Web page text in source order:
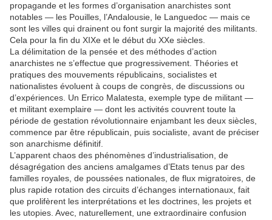
propagande et les formes d’organisation anarchistes sont
notables — les Pouilles, l’Andalousie, le Languedoc — mais ce
sont les villes qui drainent ou font surgir la majorité des militants.
Cela pour la fin du XIXe et le début du XXe siècles.
La délimitation de la pensée et des méthodes d’action
anarchistes ne s’effectue que progressivement. Théories et
pratiques des mouvements républicains, socialistes et
nationalistes évoluent à coups de congrès, de discussions ou
d’expériences. Un Errico Malatesta, exemple type de militant —
et militant exemplaire — dont les activités couvrent toute la
période de gestation révolutionnaire enjambant les deux siècles,
commence par être républicain, puis socialiste, avant de préciser
son anarchisme définitif.
L’apparent chaos des phénomènes d’industrialisation, de
désagrégation des anciens amalgames d’Etats tenus par des
familles royales, de poussées nationales, de flux migratoires, de
plus rapide rotation des circuits d’échanges internationaux, fait
que prolifèrent les interprétations et les doctrines, les projets et
les utopies. Avec, naturellement, une extraordinaire confusion